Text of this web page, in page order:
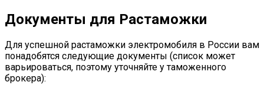
Документы для Растаможки
Для успешной растаможки электромобиля в России вам
понадобятся следующие документы (список может
варьироваться, поэтому уточняйте у таможенного
брокера):